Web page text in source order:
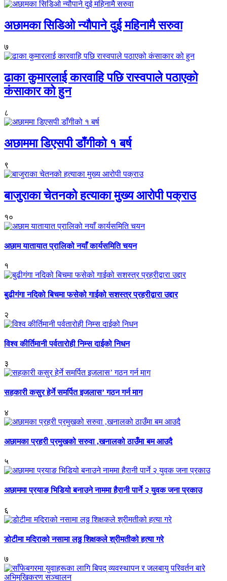
अछामका सिडिओ न्यौपाने दुई महिनामै सरुवा
७
ढाका कुमारलाई कारवाहि पछि रास्वपाले पठाएको
कंसाकार को हुन
८
अछाममा डिएसपी डाँगीको १ बर्ष
९
बाजुराका चेतनको हत्याका मुख्य आरोपी पक्राउ
१०
अछाम यातायात प्रालिको नयाँ कार्यसमिति चयन
१
बुढीगंगा नदिको बिचमा फसेको गाईको सशस्त्र प्रहरीद्वारा उद्दार
२
विश्व कीर्तिमानी पर्वतारोही निम्स दाईको निधन
३
सहकारी कसुर हेर्ने समर्पित इजलास’ गठन गर्न माग
४
अछामका प्रहरी प्रमुखको सरुवा ,खनालको ठाउँमा बम आउदै
५
अछाममा प्रयाङ भिडियो बनाउने नाममा हैरानी पार्ने २ युवक जना प्रकाउ
६
डोटीमा मदिराको नसामा लठ्ठ शिक्षकले श्रीमतीको हत्या गरे
७